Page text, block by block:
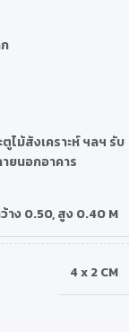
ไม้สังเคราะห์ ฯลฯ รับ
ยนอกอาคาร
าง 0.50,สูง 0.40 M
4 x 2 CM